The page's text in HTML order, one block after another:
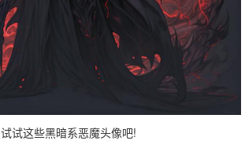
试试这些黑暗系恶魔头像吧!